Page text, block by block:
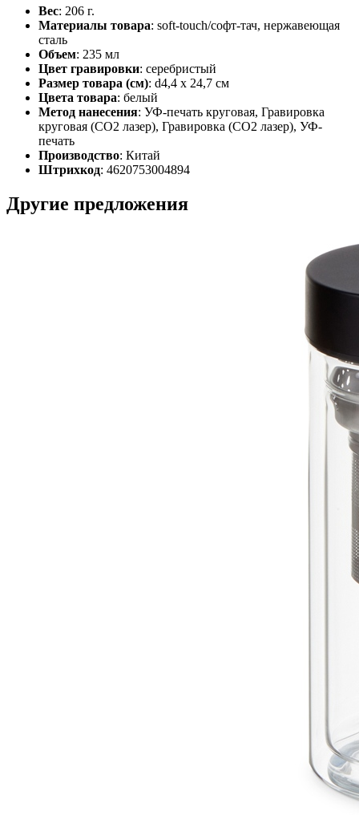
Вес: 206 г.
Материалы товара: soft-touch/софт-тач, нержавеющая
cталь
Объем: 235 мл
Цвет гравировки: серебристый
Размер товара (см): d4,4 х 24,7 см
Цвета товара: белый
Метод нанесения: УФ-печать круговая, Гравировка
круговая (CO2 лазер), Гравировка (CO2 лазер), УФ-
печать
Производство: Китай
Штрихкод: 4620753004894
Другие предложения